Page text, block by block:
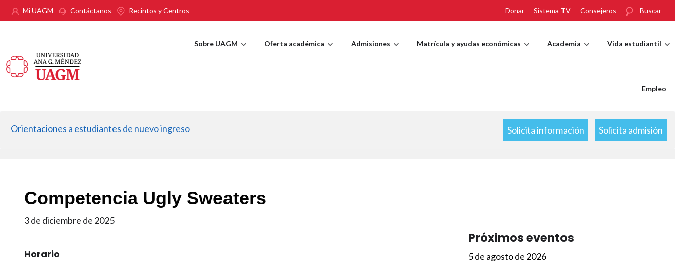
Pasar al contenido principal
Mi UAGM Contáctanos Recintos y Centros Donar Sistema TV Consejeros Buscar
Sobre UAGM Oferta académica Admisiones Matrícula y ayudas económicas Academia Vida estudiantil
Empleo
Orientaciones a estudiantes de nuevo ingreso Solicita información Solicita admisión
Competencia Ugly Sweaters
3 de diciembre de 2025
Horario
Próximos eventos
5 de agosto de 2026